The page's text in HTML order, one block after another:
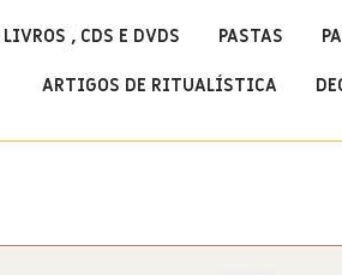
LIVROS , CDS E DVDS PASTAS
ARTIGOS DE RITUALÍSTICA